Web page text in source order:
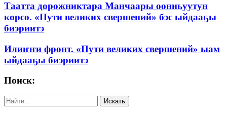
Таатта дорожниктара Манчаары оонньуутун
көрсө. «Пути великих свершений» бэс ыйдааҕы
биэриитэ
Илиҥҥи фронт. «Пути великих свершений» ыам
ыйдааҕы биэриитэ
Поиск: